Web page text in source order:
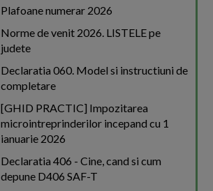
Plafoane numerar 2026
Norme de venit 2026. LISTELE pe
judete
Declaratia 060. Model si instructiuni de
completare
[GHID PRACTIC] Impozitarea
microintreprinderilor incepand cu 1
ianuarie 2026
Declaratia 406 - Cine, cand si cum
depune D406 SAF-T